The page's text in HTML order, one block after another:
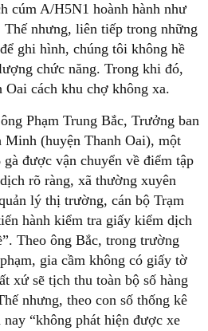
cúm A/H5N1 hoành hành như
nhưng, liên tiếp trong những
ghi hình, chúng tôi không hề
chức năng. Trong khi đó,
Oai cách khu chợ không xa.
Phạm Trung Bắc, Trưởng ban
(huyện Thanh Oai), một
được vận chuyển về điểm tập
rõ ràng, xã thường xuyên
lý thị trường, cán bộ Trạm
hành kiểm tra giấy kiểm dịch
Theo ông Bắc, trong trường
gia cầm không có giấy tờ
xứ sẽ tịch thu toàn bộ số hàng
nhưng, theo con số thống kê
“không phát hiện được xe